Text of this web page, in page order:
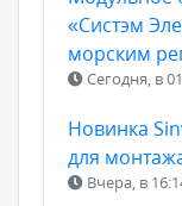
«Систэм
морским
Сегодня, в
Новинка
для
Вчера, в